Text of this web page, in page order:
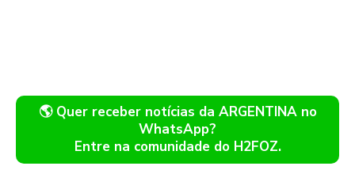
🌎 Quer receber notícias da ARGENTINA no
WhatsApp?
Entre na comunidade do H2FOZ.